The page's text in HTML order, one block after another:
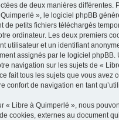
de deux manières différentes.
», le logiciel phpBB
de petits fichiers téléchargés
ordinateur. Les deux premiers
utilisateur et un identifiant
assignés par le logiciel phpBB.
navigation sur les sujets de «
fait tous les sujets que vous avez
confort de navigation en tant
« Libre à Quimperlé », nous
cookies, externes au document